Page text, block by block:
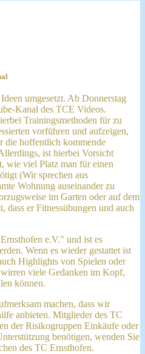
umgesetzt. Ab Donnerstag
Kanal des TCE Videos.
Trainingsmethoden für zu
vorführen und aufzeigen,
die hoffentlich kommende
ist hierbei Vorsicht
wie viel Platz man für einen
(Wir sprechen aus
Wohnung auseinander zu
im Garten oder auf dem
er Fitnessübungen und auch
e.V." und ist es
Wenn es wieder gestattet ist
Highlights von Spielen oder
viele Gedanken im Kopf,
können.
machen, dass wir
anbieten. Mitglieder des TC
der Risikogruppen Einkäufe oder
benötigen, wenden Sie
des TC Ernsthofen.